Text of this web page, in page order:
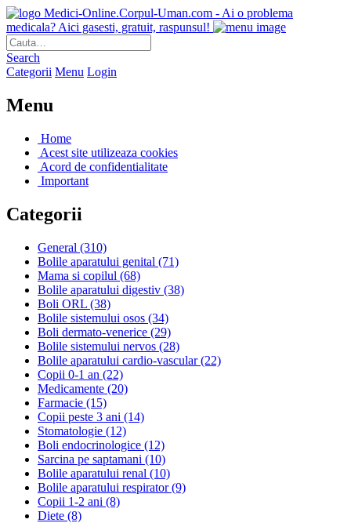
Medici-Online.Corpul-Uman.com - Ai o problema
medicala? Aici gasesti, gratuit, raspunsul!
Search
Categorii Menu Login
Menu
Home
Acest site utilizeaza cookies
Acord de confidentialitate
Important
Categorii
General (310)
Bolile aparatului genital (71)
Mama si copilul (68)
Bolile aparatului digestiv (38)
Boli ORL (38)
Bolile sistemului osos (34)
Boli dermato-venerice (29)
Bolile sistemului nervos (28)
Bolile aparatului cardio-vascular(22)
Copii 0-1 an (22)
Medicamente (20)
Farmacie (15)
Copii peste 3 ani (14)
Stomatologie (12)
Boli endocrinologice (12)
Sarcina pe saptamani (10)
Bolile aparatului renal (10)
Bolile aparatului respirator(9)
Copii 1-2 ani (8)
Diete (8)